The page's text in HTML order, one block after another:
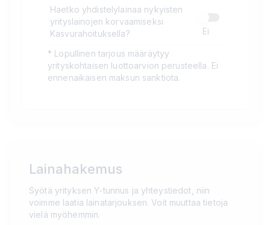
Haetko yhdistelylainaa nykyisten
yrityslainojen korvaamiseksi
Kasvurahoituksella?
Ei
* Lopullinen tarjous määräytyy
yrityskohtaisen luottoarvion perusteella. Ei
ennenaikaisen maksun sanktiota.
Lainahakemus
Syötä yrityksen Y-tunnus ja yhteystiedot, niin
voimme laatia lainatarjouksen. Voit muuttaa tietoja
vielä myöhemmin.